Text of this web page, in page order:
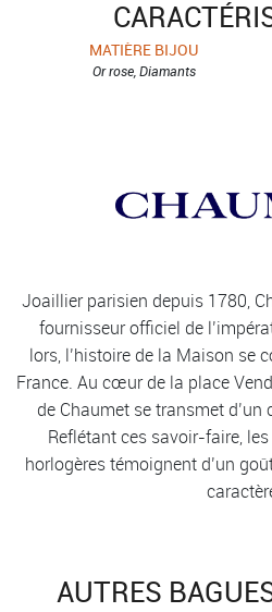
MATIÈRE BIJOU
Or rose, Diamants
Joaillier parisien depuis 1780,
fournisseur officiel de
lors, l’histoire de la Maison se
France. Au cœur de la place
de Chaumet se transmet d’un
Reflétant ces savoir-faire,
horlogères témoignent d’un
AUTRES